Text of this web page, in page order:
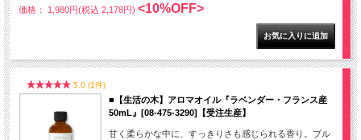
価格： 1,980円(税込 2,178円) <10%OFF>
5.0 (1件)
■【生活の木】アロマオイル『ラベンダー・フランス産
50mL』[08-475-3290]【受注生産】
甘く柔らかな中に、すっきりさも感じられる香り。ブル